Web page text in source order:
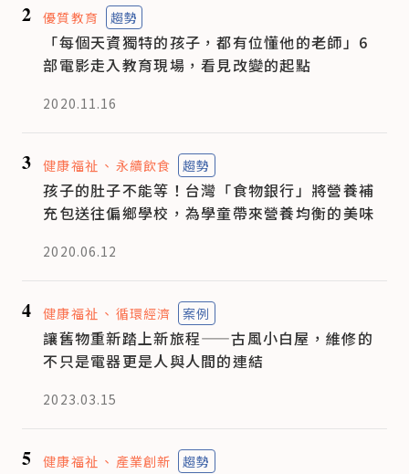
2 優質教育 趨勢
「每個天資獨特的孩子，都有位懂他的老師」6
部電影走入教育現場，看見改變的起點
2020.11.16
3 健康福祉 永續飲食 趨勢
孩子的肚子不能等！台灣「食物銀行」將營養補
充包送往偏鄉學校，為學童帶來營養均衡的美味
2020.06.12
4 健康福祉 循環經濟 案例
讓舊物重新踏上新旅程——古風小白屋，維修的
不只是電器更是人與人間的連結
2023.03.15
5 健康福祉 產業創新 趨勢